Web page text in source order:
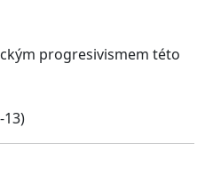
progresivismem této
13)